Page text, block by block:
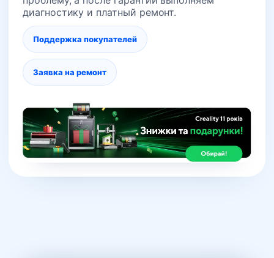
диагностику и платный ремонт.
Поддержка покупателей
Заявка на ремонт